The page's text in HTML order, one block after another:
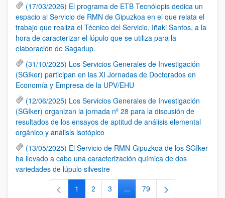
(17/03/2026) El programa de ETB Tecnólopis dedica un
espacio al Servicio de RMN de Gipuzkoa en el que relata el
trabajo que realiza el Técnico del Servicio, Iñaki Santos, a la
hora de caracterizar el lúpulo que se utiliza para la
elaboración de Sagarlup.
(31/10/2025) Los Servicios Generales de Investigación
(SGIker) participan en las XI Jornadas de Doctorados en
Economía y Empresa de la UPV/EHU
(12/06/2025) Los Servicios Generales de Investigación
(SGIker) organizan la jornada nº 28 para la discusión de
resultados de los ensayos de aptitud de análisis elemental
orgánico y análisis isotópico
(13/05/2025) El Servicio de RMN-Gipuzkoa de los SGIker
ha llevado a cabo una caracterización química de dos
variedades de lúpulo silvestre
Página
1 Página
2 Página
3 ...Páginas intermedias Use TAB
Página
79